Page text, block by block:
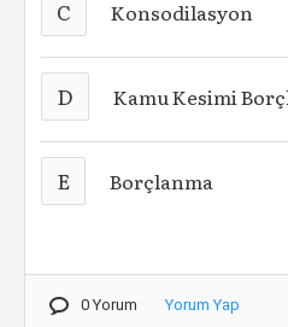
C Konsodilasyon
D Kamu Kesimi
E Borçlanma
0 Yorum Yorum Yap